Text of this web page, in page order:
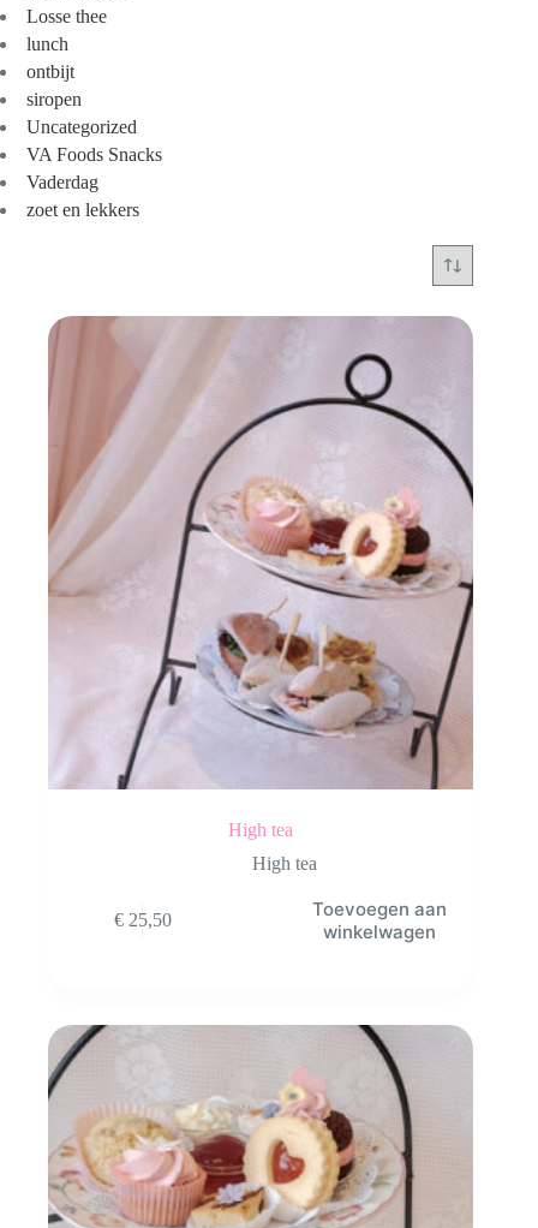
Losse thee
lunch
ontbijt
siropen
Uncategorized
VA Foods Snacks
Vaderdag
zoet en lekkers
High tea
High tea
€25,50
Toevoegen aan
winkelwagen